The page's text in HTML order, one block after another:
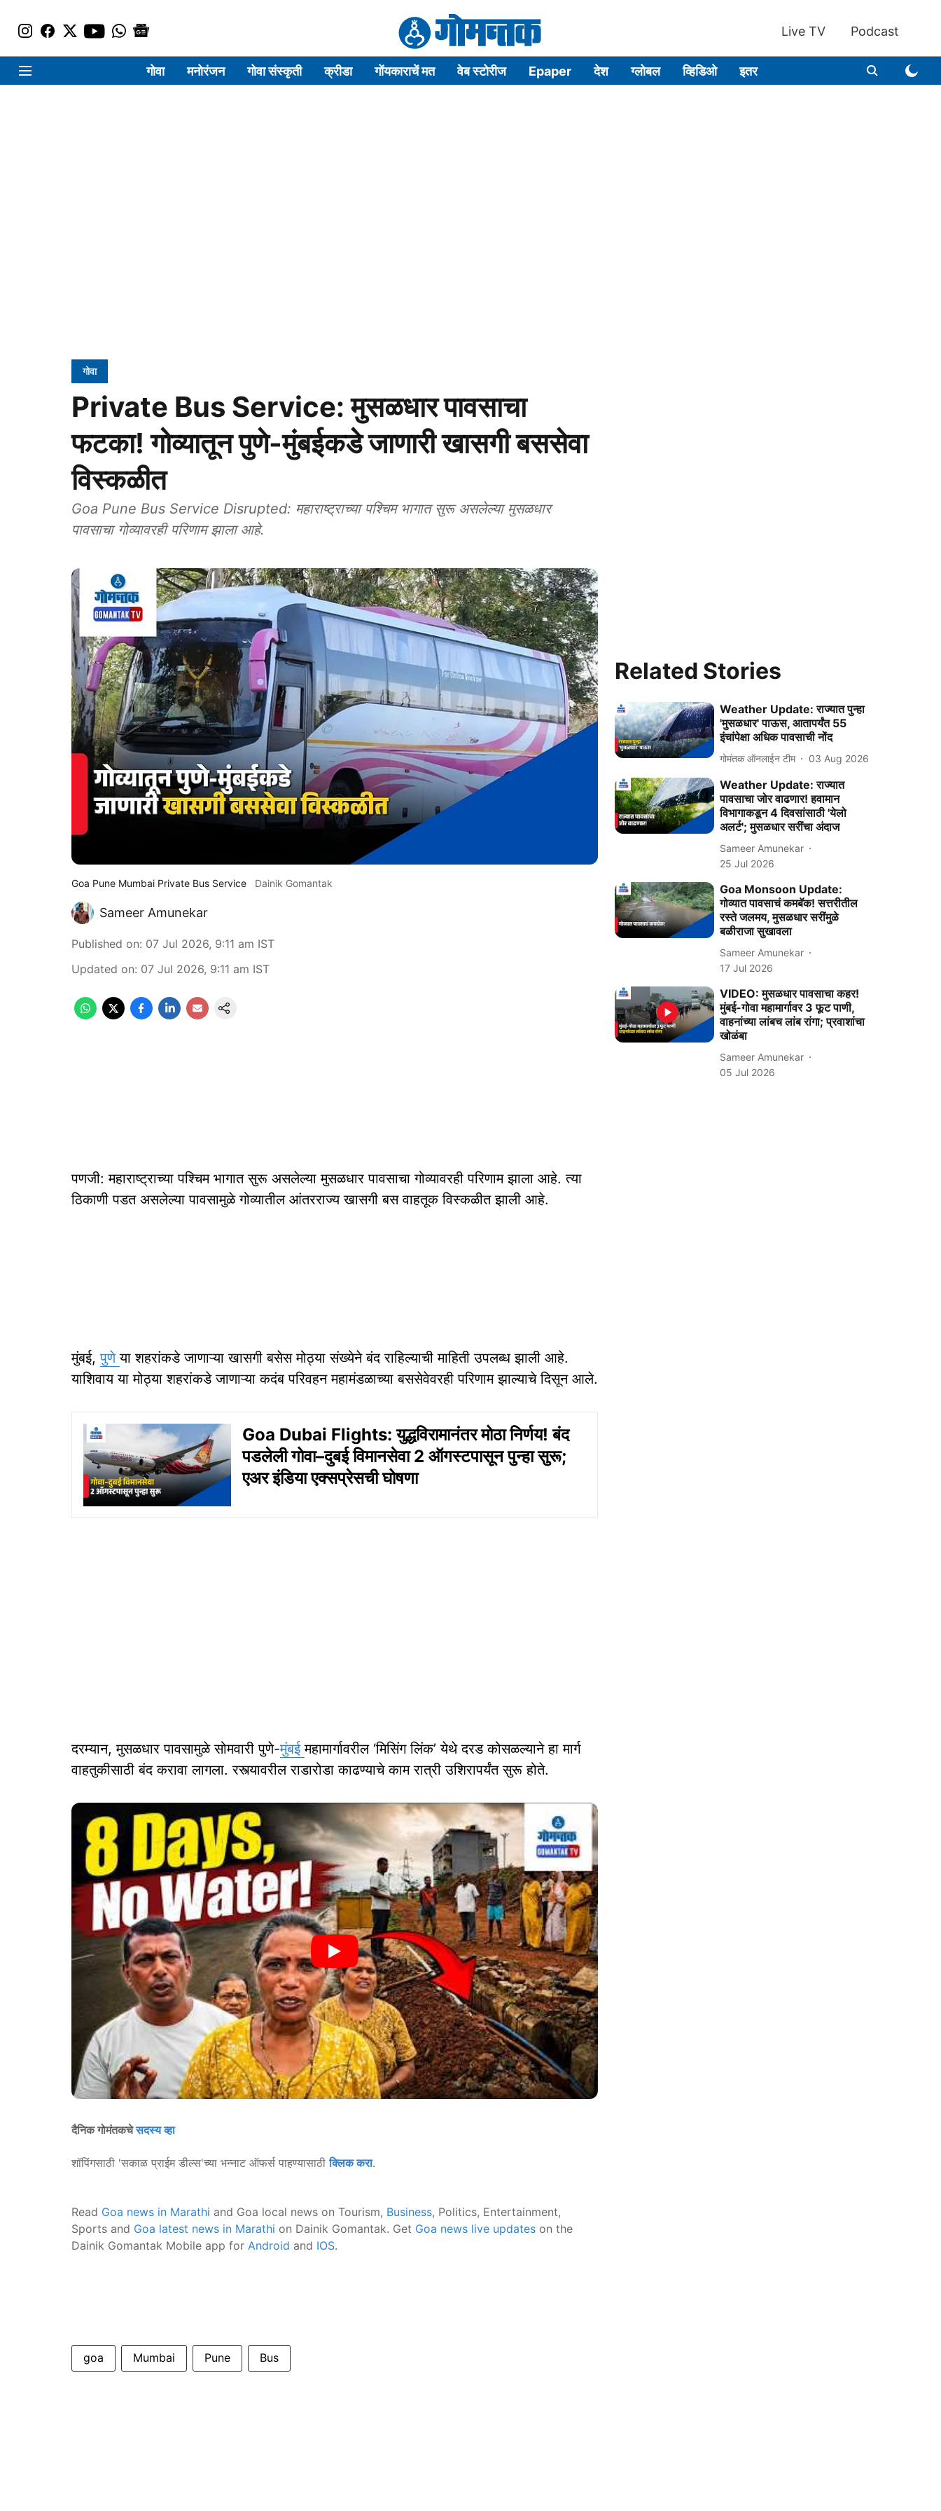
Live TV Podcast
गोवा मनोरंजन गोवा संस्कृती क्रीडा गोंयकाराचें मत वेब स्टोरीज Epaper देश ग्लोबल व्हिडिओ इतर
गोवा
Private Bus Service: मुसळधार पावसाचा
फटका! गोव्यातून पुणे-मुंबईकडे जाणारी खासगी बससेवा
विस्कळीत
Goa Pune Bus Service Disrupted: महाराष्ट्राच्या पश्चिम भागात सुरू असलेल्या मुसळधार
पावसाचा गोव्यावरही परिणाम झाला आहे.
Goa Pune Mumbai Private Bus Service Dainik Gomantak
Sameer Amunekar
Published on: 07 Jul 2026, 9:11 am IST
Updated on: 07 Jul 2026, 9:11 am IST
पणजी: महाराष्ट्राच्या पश्चिम भागात सुरू असलेल्या मुसळधार पावसाचा गोव्यावरही परिणाम झाला आहे. त्या
ठिकाणी पडत असलेल्या पावसामुळे गोव्यातील आंतरराज्य खासगी बस वाहतूक विस्कळीत झाली आहे.
मुंबई,पुणेया शहरांकडे जाणाऱ्या खासगी बसेस मोठ्या संख्‍येने बंद राहिल्याची माहिती उपलब्ध झाली आहे.
याशिवाय या मोठ्या शहरांकडे जाणाऱ्या कदंब परिवहन महामंडळाच्या बससेवेवरही परिणाम झाल्याचे दिसून आले.
Goa Dubai Flights: युद्धविरामानंतर मोठा निर्णय! बंद
पडलेली गोवा–दुबई विमानसेवा 2 ऑगस्टपासून पुन्हा सुरू;
एअर इंडिया एक्सप्रेसची घोषणा
दरम्यान, मुसळधार पावसामुळे सोमवारी पुणे-मुंबईमहामार्गावरील ‘मिसिंग लिंक’ येथे दरड कोसळल्याने हा मार्ग
वाहतुकीसाठी बंद करावा लागला. रस्त्यावरील राडारोडा काढण्याचे काम रात्री उशिरापर्यंत सुरू होते.
दैनिक गोमंतकचेसदस्य व्हा
शॉपिंगसाठी 'सकाळ प्राईम डील्स'च्या भन्नाट ऑफर्स पाहण्यासाठीक्लिक करा.
Read Goa news in Marathi and Goa local news on Tourism, Business, Politics, Entertainment,
Sports and Goa latest news in Marathi on Dainik Gomantak. Get Goa news live updates on the
Dainik Gomantak Mobile app for Android and IOS.
goa Mumbai Pune Bus
Related Stories
Weather Update: राज्‍यात पुन्‍हा
'मुसळधार' पाऊस, आतापर्यंत 55
इंचांपेक्षा अधिक पावसाची नोंद
गोमंतक ऑनलाईन टीम 03 Aug 2026
Weather Update: राज्यात
पावसाचा जोर वाढणार! हवामान
विभागाकडून 4 दिवसांसाठी 'येलो
अलर्ट'; मुसळधार सरींचा अंदाज
Sameer Amunekar
25 Jul 2026
Goa Monsoon Update:
गोव्यात पावसाचं कमबॅक! सत्तरीतील
रस्ते जलमय, मुसळधार सरींमुळे
बळीराजा सुखावला
Sameer Amunekar
17 Jul 2026
VIDEO: मुसळधार पावसाचा कहर!
मुंबई-गोवा महामार्गावर 3 फूट पाणी,
वाहनांच्या लांबच लांब रांगा; प्रवाशांचा
खोळंबा
Sameer Amunekar
05 Jul 2026